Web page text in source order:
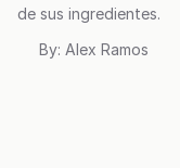
de sus ingredientes.
By: Alex Ramos